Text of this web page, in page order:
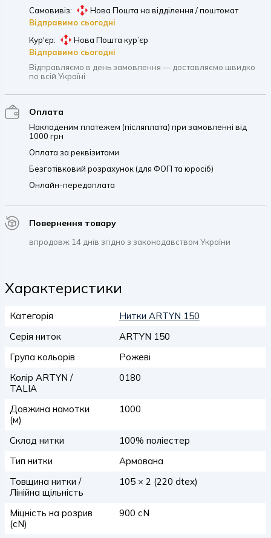
Самовивіз:
Нова Пошта на відділення / поштомат
Відправимо сьогодні
Кур'єр:
Нова Пошта кур’єр
Відправимо сьогодні
Відправляємо в день замовлення — доставляємо швидко
по всій Україні
Оплата
Накладеним платежем (післяплата) при замовленні від
1000 грн
Оплата за реквізитами
Безготівковий розрахунок (для ФОП та юросіб)
Онлайн-передоплата
Повернення товару
впродовж 14 днів згідно з законодавством України
Характеристики
Категорія
Нитки ARTYN 150
Серія ниток
ARTYN 150
Група кольорів
Рожеві
Колір ARTYN /
TALIA
0180
Довжина намотки
(м)
1000
Склад нитки
100% поліестер
Тип нитки
Армована
Товщина нитки /
Лінійна щільність
105 × 2 (220 dtex)
Міцність на розрив
(сN)
900 сN